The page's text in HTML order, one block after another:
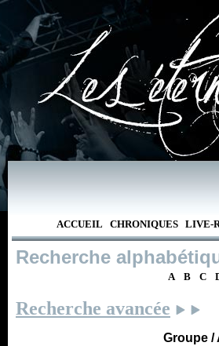
ACCUEIL CHRONIQUES LIVE-
Recherche
A B C
Recherche avancée
Groupe /